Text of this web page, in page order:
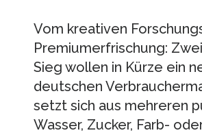
Vom kreativen
Premiumerfrischung:
Sieg wollen in Kürze ein
deutschen
setzt sich aus mehreren
Wasser, Zucker, Farb-